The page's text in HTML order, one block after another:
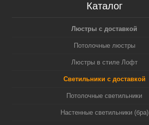
Каталог
Люстры с доставкой
Потолочные люстры
Люстры в стиле Лофт
Светильники с доставкой
Потолочные светильники
Настенные светильники (бра)